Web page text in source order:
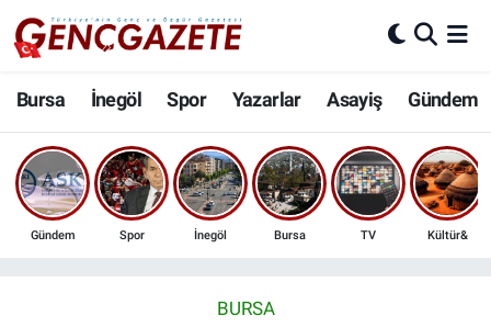
Bursa İnegöl Spor Yazarlar Asayiş Gündem
Gündem Spor İnegöl Bursa TV Kültür&
BURSA
Bursa
İnegöl
3.SAYFA
Nöbetçi Eczaneler
Hava Durumu
Trafik Durumu